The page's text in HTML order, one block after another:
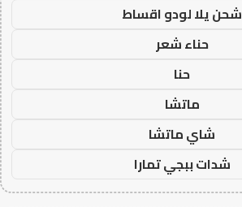
شحن يلا لودو اقساط
حناء شعر
حنا
ماتشا
شاي ماتشا
شدات ببجي تمارا